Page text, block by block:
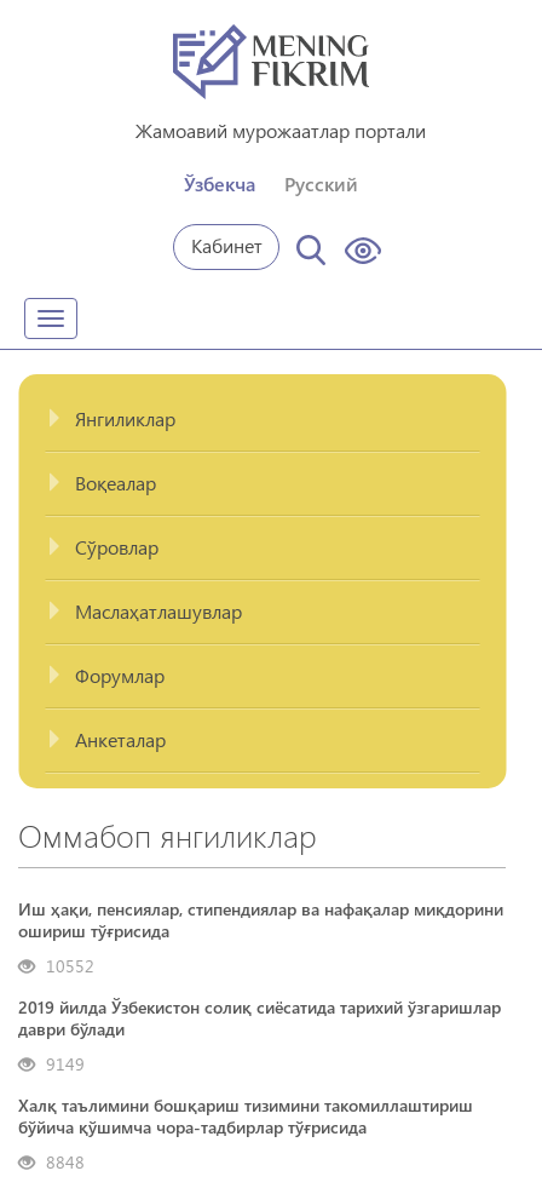
Жамоавий мурожаатлар портали
Ўзбекча Русский
Кабинет
Toggle
navigation
Янгиликлар
Воқеалар
Сўровлар
Маслаҳатлашувлар
Форумлар
Анкеталар
Оммабоп янгиликлар
Иш ҳақи, пенсиялар, стипендиялар ва нафақалар миқдорини
ошириш тўғрисида
10552
2019 йилда Ўзбекистон солиқ сиёсатида тарихий ўзгаришлар
даври бўлади
9149
Халқ таълимини бошқариш тизимини такомиллаштириш
бўйича қўшимча чора-тадбирлар тўғрисида
8848